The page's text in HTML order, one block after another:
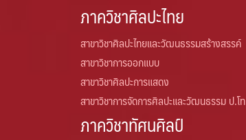
ภาควิชาศิลปะไทย
สาขาวิชาศิลปะไทยและวัฒนธรรมสร้างสรรค์
สาขาวิชาการออกแบบ
สาขาวิชาศิลปะการแสดง
สาขาวิชาการจัดการศิลปะและวัฒนธรรม ป.โท
ภาควิชาทัศนศิลป์